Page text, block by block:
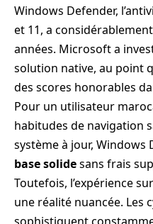
Windows Defender,
et 11, a
années. Microsoft a
solution native, au point
des scores honorables
Pour un utilisateur
habitudes de navigation
système à jour,
base solidesans frais
Toutefois, l’expérience
une réalité nuancée. Les
sophistiquent